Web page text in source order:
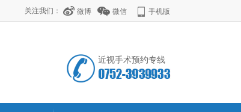
关注我们： 微博 微信 手机版
近视手术预约专线